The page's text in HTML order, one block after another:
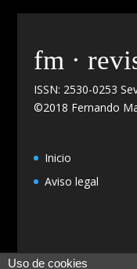
fm ·
ISSN: 2530-0253
©2018 Fernando
Inicio
Aviso legal
Uso de cookies